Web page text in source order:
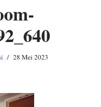
28 Mei 2023